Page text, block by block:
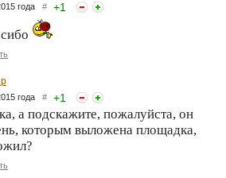
года # +1
года # +1
а подскажите, пожалуйста, он
которым выложена площадка,